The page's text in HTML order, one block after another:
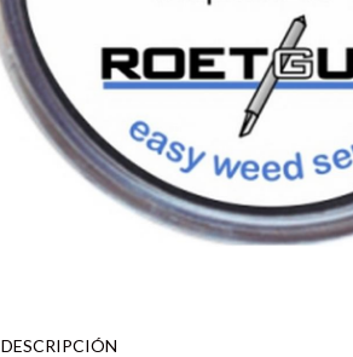
DESCRIPCIÓN